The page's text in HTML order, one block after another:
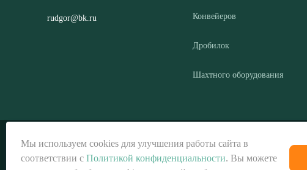
rudgor@bk.ru Конвейеров
Дробилок
Шахтного оборудования
© ООО «РГМ-УРАЛ», 2026
Мы используем cookies для улучшения работы сайта в
соответствии с Политикой конфиденциальности. Вы можете